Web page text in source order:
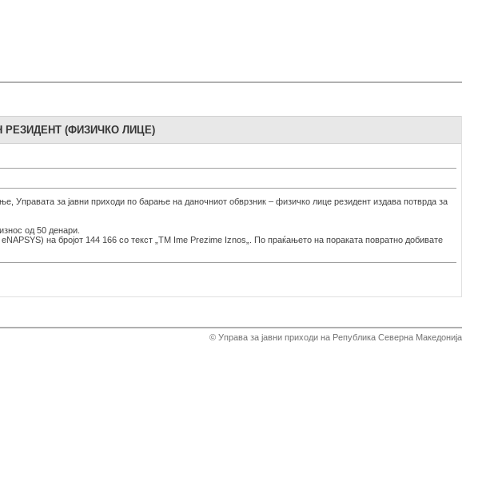
(ФИЗИЧКО ЛИЦЕ)
за јавни приходи по барање на даночниот обврзник – физичко лице резидент издава потврда за
од 50 денари.
на бројот 144 166 со текст „TM Ime Prezime Iznos„. По праќањето на пораката повратно добивате
© Управа за јавни приходи на Република Северна Македонија